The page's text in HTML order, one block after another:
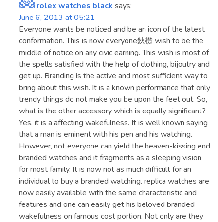
rolex watches black says:
June 6, 2013 at 05:21
Everyone wants be noticed and be an icon of the latest
conformation. This is now everyone鈥檚 wish to be the
middle of notice on any civic earning. This wish is most of
the spells satisfied with the help of clothing, bijoutry and
get up. Branding is the active and most sufficient way to
bring about this wish. It is a known performance that only
trendy things do not make you be upon the feet out. So,
what is the other accessory which is equally significant?
Yes, it is a affecting wakefulness. It is well known saying
that a man is eminent with his pen and his watching.
However, not everyone can yield the heaven-kissing end
branded watches and it fragments as a sleeping vision
for most family. It is now not as much difficult for an
individual to buy a branded watching. replica watches are
now easily available with the same characteristic and
features and one can easily get his beloved branded
wakefulness on famous cost portion. Not only are they